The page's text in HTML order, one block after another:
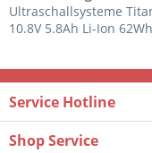
Ultraschallsysteme
10.8V 5.8Ah Li-Ion 62Wh
Service Hotline
Shop Service